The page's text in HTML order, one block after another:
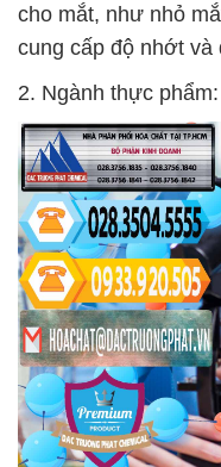
cho mắt, như nhỏ
cung cấp độ nhớt và
2. Ngành thực phẩm: